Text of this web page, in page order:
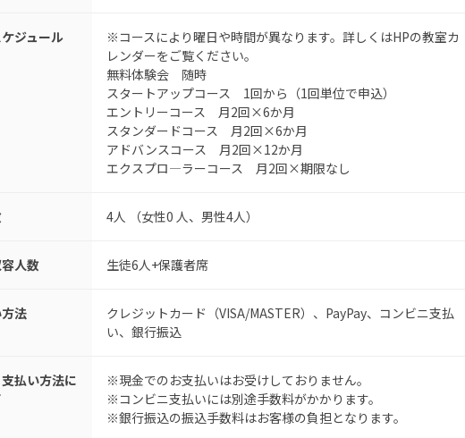
ジュール
※コースにより曜日や時間が異なります。詳しくはHPの教室カ
レンダーをご覧ください。
無料体験会 随時
スタートアップコース 1回から（1回単位で申込）
エントリーコース 月2回×6か月
スタンダードコース 月2回×6か月
アドバンスコース 月2回×12か月
エクスプロ―ラーコース 月2回×期限なし
4人 （女性0 人、男性4人）
人数 生徒6人+保護者席
法
クレジットカード（VISA/MASTER）、PayPay、コンビニ支払
い、銀行振込
払い方法に
※現金でのお支払いはお受けしておりません。
※コンビニ支払いには別途手数料がかかります。
※銀行振込の振込手数料はお客様の負担となります。